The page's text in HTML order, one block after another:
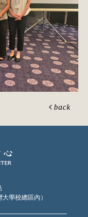
back
學校總區內）